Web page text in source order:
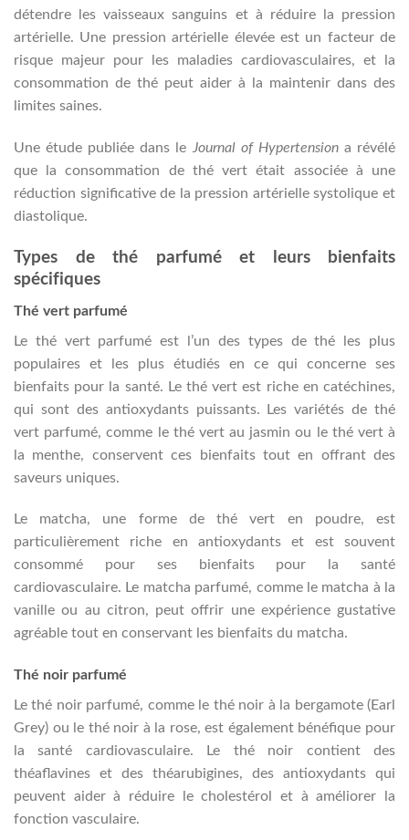
détendre les vaisseaux sanguins et à réduire la pression
artérielle. Une pression artérielle élevée est un facteur de
risque majeur pour les maladies cardiovasculaires, et la
consommation de thé peut aider à la maintenir dans des
limites saines.
Une étude publiée dans le Journal of Hypertensiona révélé
que la consommation de thé vert était associée à une
réduction significative de la pression artérielle systolique et
diastolique.
Types de thé parfumé et leurs bienfaits
spécifiques
Thé vert parfumé
Le thé vert parfumé est l’un des types de thé les plus
populaires et les plus étudiés en ce qui concerne ses
bienfaits pour la santé. Le thé vert est riche en catéchines,
qui sont des antioxydants puissants. Les variétés de thé
vert parfumé, comme le thé vert au jasmin ou le thé vert à
la menthe, conservent ces bienfaits tout en offrant des
saveurs uniques.
Le matcha, une forme de thé vert en poudre, est
particulièrement riche en antioxydants et est souvent
consommé pour ses bienfaits pour la santé
cardiovasculaire. Le matcha parfumé, comme le matcha à la
vanille ou au citron, peut offrir une expérience gustative
agréable tout en conservant les bienfaits du matcha.
Thé noir parfumé
Le thé noir parfumé, comme le thé noir à la bergamote (Earl
Grey) ou le thé noir à la rose, est également bénéfique pour
la santé cardiovasculaire. Le thé noir contient des
théaflavines et des théarubigines, des antioxydants qui
peuvent aider à réduire le cholestérol et à améliorer la
fonction vasculaire.